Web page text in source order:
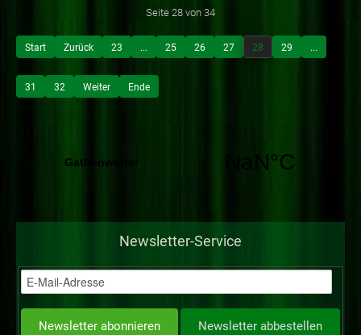
Seite 28 von 34
Start Zurück 23 ... 25 26 27 28 29 ...
31 32 Weiter Ende
Newsletter-Service